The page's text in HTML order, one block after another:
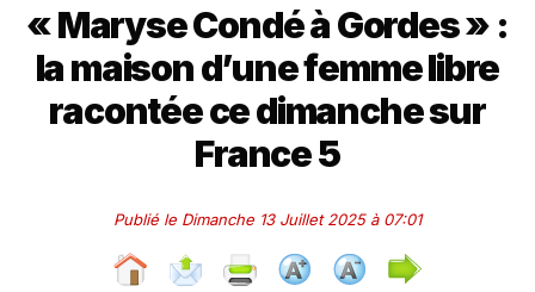
« Maryse Condé à Gordes » :
la maison d’une femme libre
racontée ce dimanche sur
France 5
Publié le Dimanche 13 Juillet 2025 à 07:01